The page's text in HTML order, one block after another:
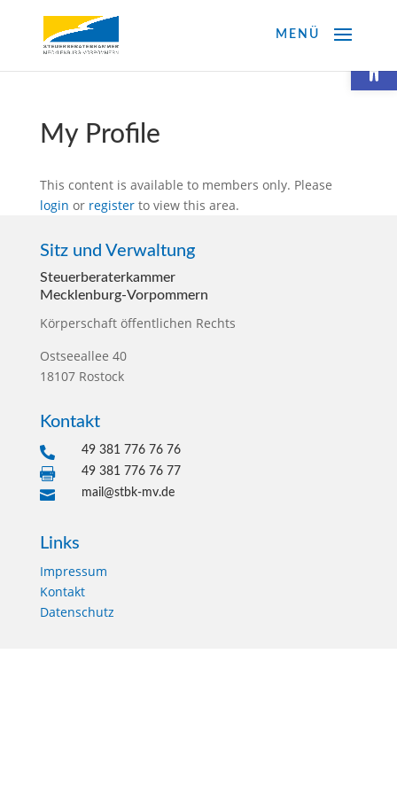
My Profile
This content is available to members only. Please
login or registerto view this area.
Sitz und Verwaltung
Steuerberater­kammer
Mecklenburg-Vorpommern
Körperschaft öffentlichen Rechts
Ostseeallee 40
18107 Rostock
Kontakt
 49 381 776 76 76
 49 381 776 76 77
 mail@stbk-mv.de
Links
Impressum
Kontakt
Datenschutz